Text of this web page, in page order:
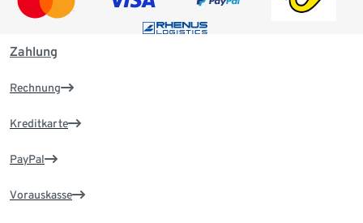
Zahlung
Rechnung
Kreditkarte
PayPal
Vorauskasse